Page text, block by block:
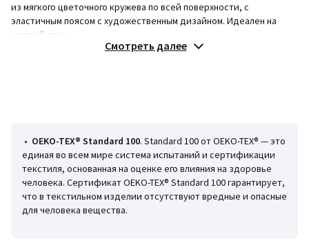
из мягкого цветочного кружева по всей поверхности, с
эластичным поясом с художественным дизайном. Идеален на
каждый день.
изделия
Смотреть далее
• OEKO-TEX® Standard 100. Standard 100 от OEKO-TEX® — это
единая во всем мире система испытаний и сертификации
текстиля, основанная на оценке его влияния на здоровье
человека. Сертификат OEKO-TEX® Standard 100 гарантирует,
что в текстильном изделии отсутствуют вредные и опасные
для человека вещества.